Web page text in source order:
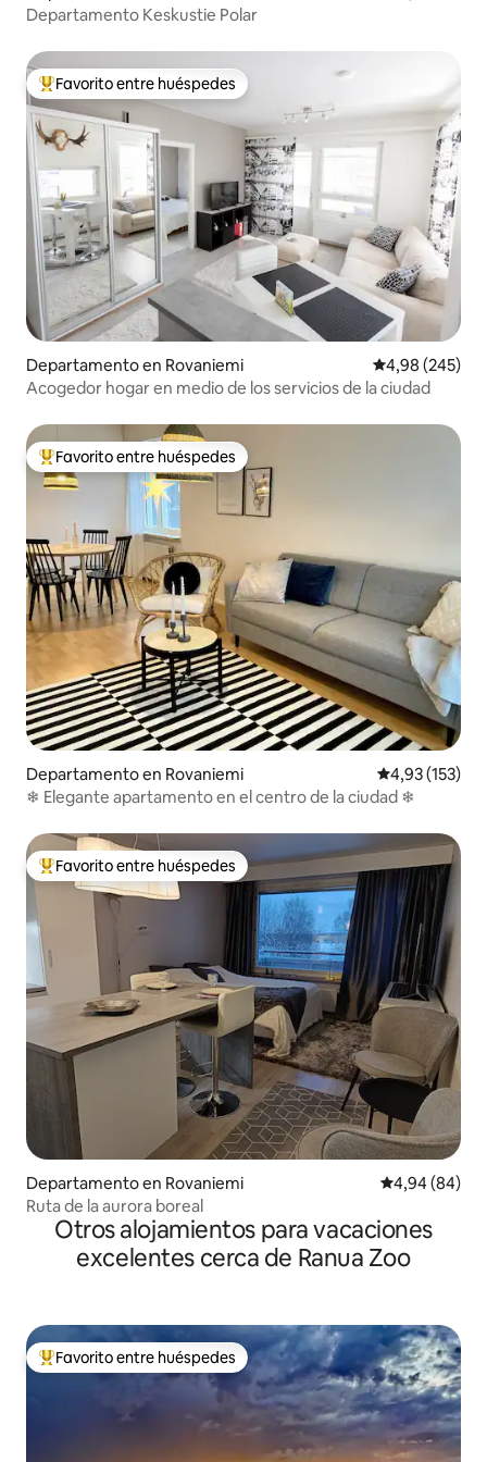
Departamento Keskustie Polar
Favorito entre los huéspedes más destacados
Favorito entre huéspedes
Departamento en Rovaniemi Calificación
4,98 (245)
Acogedor hogar en medio de los servicios de la ciudad
Favorito entre los huéspedes más destacados
Favorito entre huéspedes
Departamento en Rovaniemi Calificación
4,93 (153)
❄ Elegante apartamento en el centro de la ciudad ❄
Favorito entre los huéspedes más destacados
Favorito entre huéspedes
Departamento en Rovaniemi Calificación
4,94 (84)
Ruta de la aurora boreal
Otros alojamientos para vacaciones
excelentes cerca de Ranua Zoo
Favorito entre los huéspedes más destacados
Favorito entre huéspedes